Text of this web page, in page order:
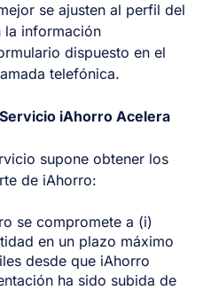
se ajusten al perfil del
la información
dispuesto en el
telefónica.
iAhorro Acelera
supone obtener los
de iAhorro:
se compromete a (i)
en un plazo máximo
desde que iAhorro
ha sido subida de